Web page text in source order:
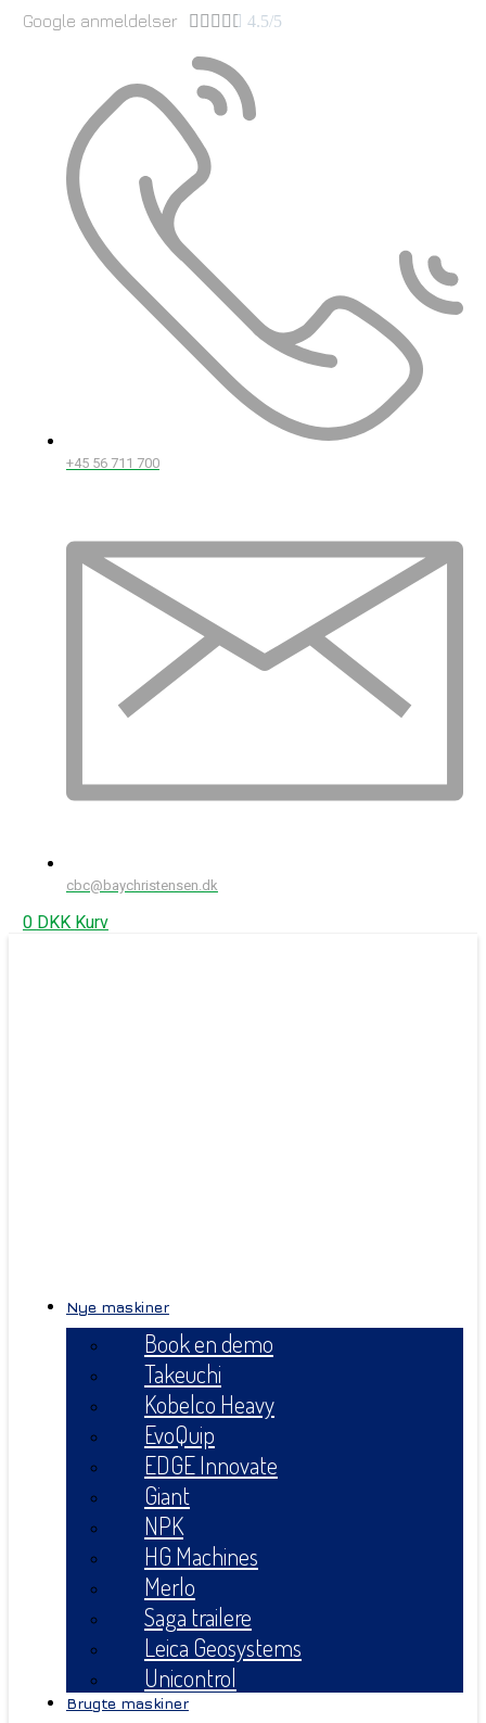
Google anmeldelser      4.5/5
+45 56 711 700
cbc@baychristensen.dk
0 DKK Kurv
Nye maskiner
Book en demo
Takeuchi
Kobelco Heavy
EvoQuip
EDGE Innovate
Giant
NPK
HG Machines
Merlo
Saga trailere
Leica Geosystems
Unicontrol
Brugte maskiner